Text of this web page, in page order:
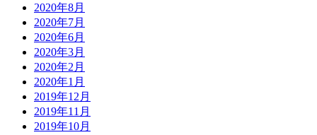
2020年8月
2020年7月
2020年6月
2020年3月
2020年2月
2020年1月
2019年12月
2019年11月
2019年10月